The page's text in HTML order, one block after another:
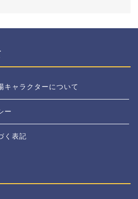
キャラクターについて
ー
く表記